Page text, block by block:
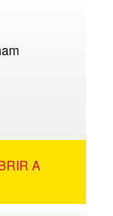
A